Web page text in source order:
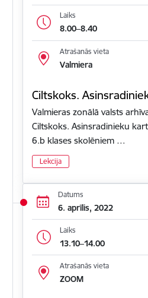
Laiks
8.00–8.40
Atrašanās vieta
Valmiera
Ciltskoks.
Valmieras zonālā valsts
Ciltskoks. Asinsradinieku
6.b klases skolēniem …
Lekcija
Datums
6. aprīlis, 2022
Laiks
13.10–14.00
Atrašanās vieta
ZOOM